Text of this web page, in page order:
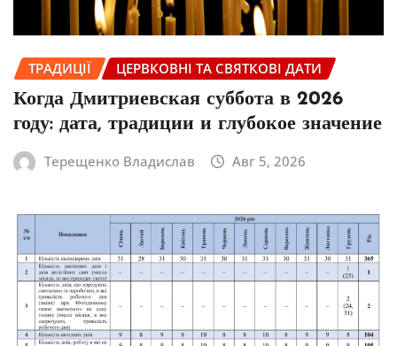
ТРАДИЦІЇ ЦЕРВКОВНІ ТА СВЯТКОВІ ДАТИ
Когда Дмитриевская суббота в 2026
году: дата, традиции и глубокое значение
Терещенко Владислав Авг 5, 2026